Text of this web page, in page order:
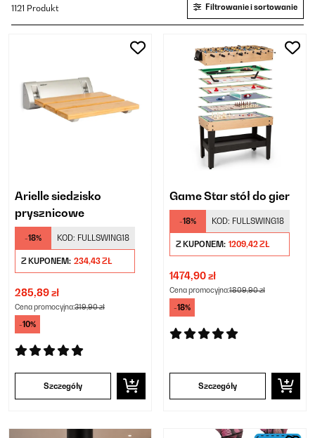
1121 Produkt Filtrowanie i sortowanie
Arielle siedzisko
prysznicowe
-18% KOD: FULLSWING18
Z KUPONEM: 234,43 ZŁ
285,89 zł
Cena promocyjna:319,90 zł
-10%
Szczegóły
Game Star stół do gier
-18% KOD: FULLSWING18
Z KUPONEM: 1209,42 ZŁ
1474,90 zł
Cena promocyjna:1809,90 zł
-18%
Szczegóły